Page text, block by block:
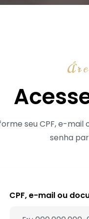
seu CPF, e-
senha
CPF, e-mail ou